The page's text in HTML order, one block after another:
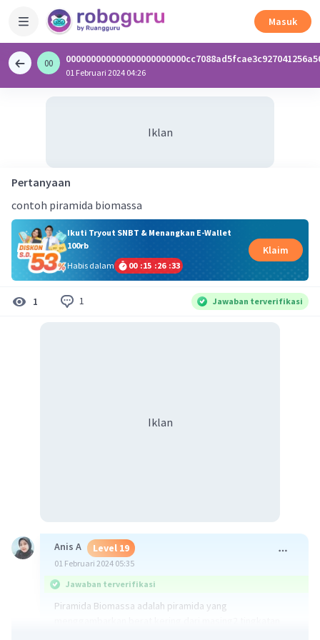
Masuk
00
0
01 Februari 2024 04:26
Iklan
Pertanyaan
contoh piramida biomassa
Ikuti Tryout SNBT & Menangkan E-Wallet
100rb
Habis dalam
00 :15 :26 :33
Klaim
1 1 Jawaban terverifikasi
Iklan
Anis A Level 19
01 Februari 2024 05:35
Jawaban terverifikasi
Piramida Biomassa adalah piramida yang